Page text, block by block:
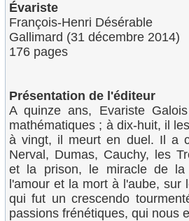
Évariste
François-Henri Désérable
Gallimard (31 décembre 2014)
176 pages
Présentation de l'éditeur
A quinze ans, Evariste
mathématiques ; à dix-huit, il
à vingt, il meurt en duel. Il a
Nerval, Dumas, Cauchy, les
et la prison, le miracle de la
l'amour et la mort à l'aube,
qui fut un crescendo
passions frénétiques, qui nous